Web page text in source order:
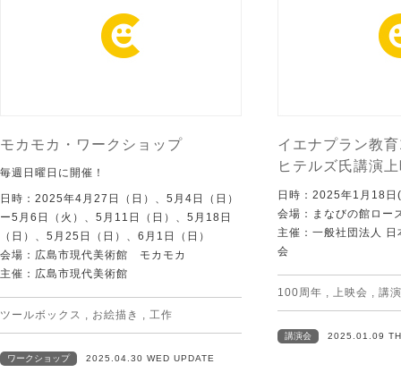
モカモカ・ワークショップ
毎週日曜日に開催！
日時：2025年4月27日（日）、5月4日（日）
ー5月6日（火）、5月11日（日）、5月18日
（日）、5月25日（日）、6月1日（日）
会場：広島市現代美術館 モカモカ
主催：広島市現代美術館
ツールボックス , お絵描き , 工作
ワークショップ 2025.04.30 WED UPDATE
イエナプラン教
ヒテルズ氏講演
日時：2025年1月18日
会場：まなびの館ロ
主催：一般社団法人
会
100周年 , 上映会 , 講演
講演会 2025.01.09